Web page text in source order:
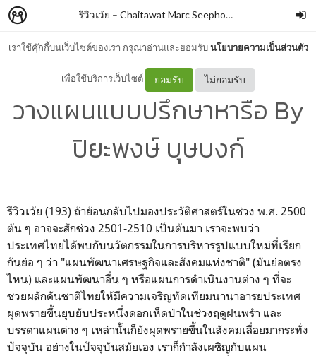
เราใช้คุ๊กกี้บนเว็บไซต์ของเรา กรุณาอ่านและยอมรับนโยบายความเป็นส่วนตัว
เพื่อใช้บริการเว็บไซต์ ยอมรับ ไม่ยอมรับ
รีวิวเว้ย – Chaitawat Marc Seephongsai
การวิเคราะห์นโยบายและการ
วางแผนแบบปรึกษาหารือ By
ปิยะพงษ์ บุษบงก์
รีวิวเว้ย (193) ถ้าย้อนกลับไปมองประวัติศาสตร์ในช่วง พ.ศ. 2500
ต้น ๆ อาจจะสักช่วง 2501-2510 เป็นต้นมา เราจะพบว่า
ประเทศไทยได้พบกับนวัตกรรมในการบริหารรูปแบบใหม่ที่เรียก
กันย่อ ๆ ว่า "แผนพัฒนาเศรษฐกิจและสังคมแห่งชาติ" (มันย่อตรง
ไหน) และแผนพัฒนาอื่น ๆ หรือแผนการดำเนินงานต่าง ๆ ที่จะ
ชวยผลักดันชาติไทยให้มีความเจริญทัดเทียมนานาอารยประเทศ
ผุดพรายขึ้นยุบยับประหนึ่งดอกเห็ดป่าในช่วงฤดูฝนพรำ และ
บรรดาแผนต่าง ๆ เหล่านั้นก็ยังผุดพรายขึ้นในสังคมเลื่อยมากระทั่ง
ปัจจุบัน อย่างในปัจจุบันสมัยเอง เราก็กำลังเผชิญกับแผน